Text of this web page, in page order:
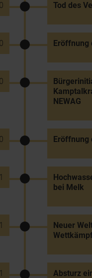
Tod des
Eröffnung
NEWAG
Eröffnung
bei Melk
Neuer
Absturz